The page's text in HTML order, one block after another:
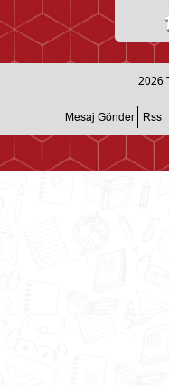
2026
Mesaj Gönder Rss